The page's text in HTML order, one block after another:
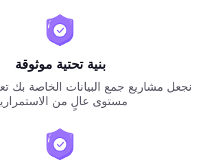
بنية تحتية موثوقة
نجعل مشاريع جمع البيانات الخاصة بك
مستوى عالٍ من